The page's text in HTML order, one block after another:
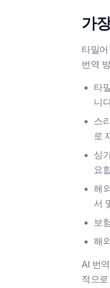
가
타밀
번역
타
니
스
로
싱
요
해
서
보
해
AI 번
적으